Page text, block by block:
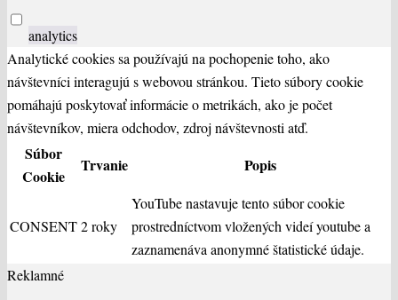
analytics
Analytické cookies sa používajú na pochopenie toho, ako
návštevníci interagujú s webovou stránkou. Tieto súbory cookie
pomáhajú poskytovať informácie o metrikách, ako je počet
návštevníkov, miera odchodov, zdroj návštevnosti atď.
Súbor
Cookie
Trvanie Popis
CONSENT2 roky
YouTube nastavuje tento súbor cookie
prostredníctvom vložených videí youtube a
zaznamenáva anonymné štatistické údaje.
Reklamné